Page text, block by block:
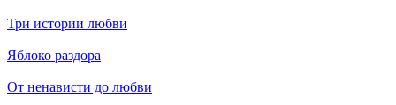
Три истории любви
Яблоко раздора
От ненависти до любви